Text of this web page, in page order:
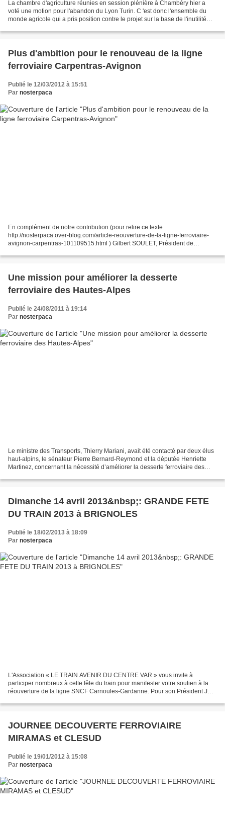
La chambre d'agriculture réunies en session plénière à Chambéry hier a
voté une motion pour l'abandon du Lyon Turin. C 'est donc l'ensemble du
monde agricole qui a pris position contre le projet sur la base de l'inutilité
Plus d'ambition pour le renouveau de la ligne
ferroviaire Carpentras-Avignon
Publié le 12/03/2012 à 15:51
Par nosterpaca
En complément de notre contribution (pour relire ce texte
http://nosterpaca.over-blog.com/article-reouverture-de-la-ligne-ferroviaire-
avignon-carpentras-101109515.html ) Gilbert SOULET, Président de
Une mission pour améliorer la desserte
ferroviaire des Hautes-Alpes
Publié le 24/08/2011 à 19:14
Par nosterpaca
Le ministre des Transports, Thierry Mariani, avait été contacté par deux élus
haut-alpins, le sénateur Pierre Bernard-Reymond et la députée Henriette
Martinez, concernant la nécessité d’améliorer la desserte ferroviaire des
Dimanche 14 avril 2013&nbsp;: GRANDE FETE
DU TRAIN 2013 à BRIGNOLES
Publié le 18/02/2013 à 18:09
Par nosterpaca
L'Association « LE TRAIN AVENIR DU CENTRE VAR » vous invite à
participer nombreux à cette fête du train pour manifester votre soutien à la
réouverture de la ligne SNCF Carnoules-Gardanne. Pour son Président JC
JOURNEE DECOUVERTE FERROVIAIRE
MIRAMAS et CLESUD
Publié le 19/01/2012 à 15:08
Par nosterpaca